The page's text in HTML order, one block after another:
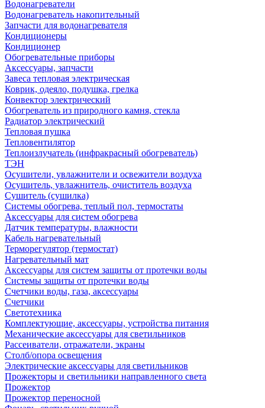
Водонагреватели
Водонагреватель накопительный
Запчасти для водонагревателя
Кондиционеры
Кондиционер
Обогревательные приборы
Аксессуары, запчасти
Завеса тепловая электрическая
Коврик, одеяло, подушка, грелка
Конвектор электрический
Обогреватель из природного камня, стекла
Радиатор электрический
Тепловая пушка
Тепловентилятор
Теплоизлучатель (инфракрасный обогреватель)
ТЭН
Осушители, увлажнители и освежители воздуха
Осушитель, увлажнитель, очиститель воздуха
Сушитель (сушилка)
Системы обогрева, теплый пол, термостаты
Аксессуары для систем обогрева
Датчик температуры, влажности
Кабель нагревательный
Терморегулятор (термостат)
Нагревательный мат
Аксессуары для систем защиты от протечки воды
Системы защиты от протечки воды
Счетчики воды, газа, аксессуары
Счетчики
Светотехника
Комплектующие, аксессуары, устройства питания
Механические аксессуары для светильников
Рассеиватели, отражатели, экраны
Столб/опора освещения
Электрические аксессуары для светильников
Прожекторы и светильники направленного света
Прожектор
Прожектор переносной